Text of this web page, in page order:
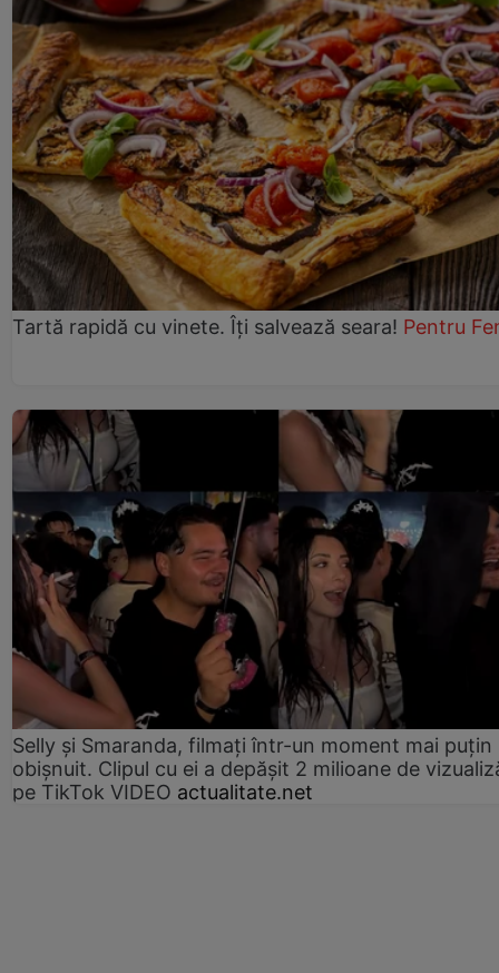
Tartă rapidă cu vinete. Îți salvează seara! Pentru
Selly și Smaranda, filmați într-un moment mai puțin
obișnuit. Clipul cu ei a depășit 2 milioane de
pe TikTok VIDEO actualitate.net